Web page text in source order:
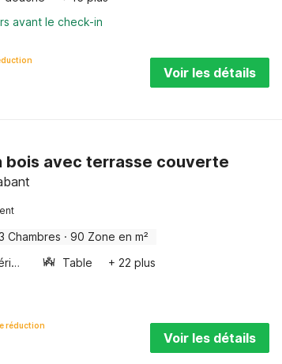
avant le check-in
Voir les détails
bois avec terrasse couverte
Chambres · 90 Zone en m²
Jeux d'extérieur Table + 22 plus
réduction
Voir les détails